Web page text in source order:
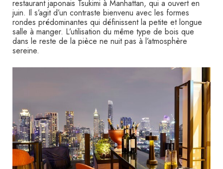
restaurant japonais Tsukimi à Manhattan, qui a ouvert en
juin. Il s’agit d’un contraste bienvenu avec les formes
rondes prédominantes qui définissent la petite et longue
salle à manger. L’utilisation du même type de bois que
dans le reste de la pièce ne nuit pas à l’atmosphère
sereine.